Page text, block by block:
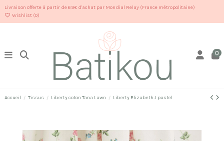
Livraison offerte à partir de 69€ d'achat par Mondial Relay (France métropolitaine)
Wishlist (0)
0
Accueil Tissus Liberty coton Tana Lawn Liberty Elizabeth J pastel